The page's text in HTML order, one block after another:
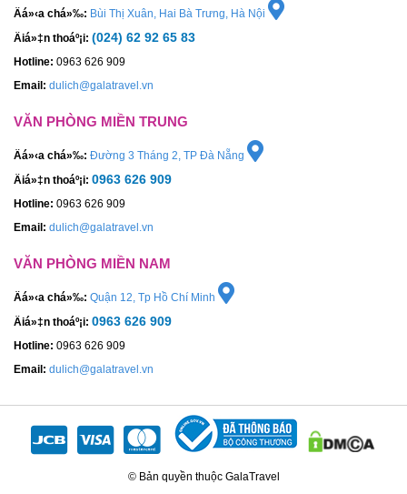
Äá»‹a chá»‰: Bùi Thị Xuân, Hai Bà Trưng, Hà Nội
Äiá»‡n thoáº¡i: (024) 62 92 65 83
Hotline: 0963 626 909
Email: dulich@galatravel.vn
VĂN PHÒNG MIỀN TRUNG
Äá»‹a chá»‰: Đường 3 Tháng 2, TP Đà Nẵng
Äiá»‡n thoáº¡i: 0963 626 909
Hotline: 0963 626 909
Email: dulich@galatravel.vn
VĂN PHÒNG MIỀN NAM
Äá»‹a chá»‰: Quận 12, Tp Hồ Chí Minh
Äiá»‡n thoáº¡i: 0963 626 909
Hotline: 0963 626 909
Email: dulich@galatravel.vn
© Bản quyền thuộc GalaTravel